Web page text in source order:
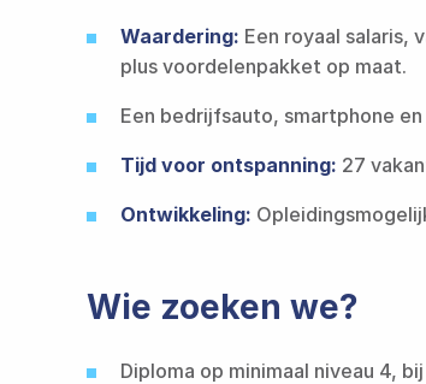
Waardering​​​​‌ ‍ ​‍​‍‌‍ ‌ ​‍‌‍‍‌‌‍‌ ‌‍‍‌‌‍ ‍​‍​‍​ ‍‍​‍​‍‌ ​ ‌‍​‌‌‍ ‍‌‍‍‌‌ ‌​‌ ‍‌​‍ ‍‌‍‍‌‌‍ ​‍​‍​‍ ​​‍​‍‌‍‍​‌ ​‍‌‍‌‌‌‍‌‍​‍​‍​ ‍‍​‍​‍​‍ ‌ ​ ‌ ‌​‌ ‌‌‌‍‌​‌‍‍‌‌‍ ​‍ ‌‍‍‌‌‍ ‍‌ ‌​‌‍‌‌‌‍ ‍‌ ‌​​‍ ‌‍‌‌‌‍‌​‌‍‍‌‌ ‌​​‍ ‌‍ ‌‌‍ ‌‍‌​‌‍‌‌​ ‌‌ ​​‌ ​‍‌‍‌‌‌ ​ ‌‍‌‌‌‍ ‍‌ ‌​‌‍​‌‌ ‌​‌‍‍‌‌‍ ‌‍ ‍​ ‍ ‌‍‍‌‌‍‌​​ ‌‌ ‌‍‌‍​‌‌‍​ ‌‍​‌‌ ‌​‌ ‌‌‌ ​‍‌‍‌‌​‍ ‍‌‍‌​​ ​‍​ ​​​ ‍​​ ​‌​ ‍‌​ ​‍​ ​ ​ ‌‍‌‍‌​​ ​‍​ ‌‌​ ‌​‌‍​‍​ ​​​ ​ ​ ‍ ‌ ‌​‌ ‍‌‌ ​​‌‍‌‌​ ‌‌ ‌‍‌‍​‌‌‍​ ‌‍​‌‌ ‌​‌ ‌‌‌ ​‍‌‍‌‌​ ‍ ‌ ​​‌‍​‌‌ ‌​‌‍‍​​ ‌‌‍​‍‌‍‌‌‌‍ ‍‌‍‌‌‌‍‌‍‌‍‍‌‌ ‌​‌ ​ ​‍‌‌​ ‌‌‌​​‍‌‌ ‌‍‍ ‌‍‌‌‌ ‍‌​‍‌‌​ ​ ‌​‌​​‍‌‌​ ​ ‌​‌​​‍‌‌​ ​‍​ ​‍‌‍​‍‌‍‌‌‌‍ ‍‌‍​‍​ ​​‌‍‌​‌‍‌​​ ‌‌​ ​‍‌‍​‌​ ‌ ​ ​‍‌‍​ ​ ‌​​ ‌‍​‍‌‌​ ​‍​ ​‍​‍‌‌​ ‌‌‌​‌​​‍ ‍‌ ‌​‌‍‍‌‌ ‌​‌‍ ​‌‍‌‌​ ‌‍​‍‌‍​‌‌ ​ ‌‍‌‌‌‌‌‌‌ ​‍‌‍ ​​ ‌​‍‌‌​ ​‍‌​‌‍‌ ​ ‌ ‌​‌ ‌‌‌‍‌​‌‍‍‌‌‍ ​‍‌‍‌‍‍‌‌‍‌​​ ‌‌ ‌‍‌‍​‌‌‍​ ‌‍​‌‌ ‌​‌ ‌‌‌ ​‍‌‍‌‌​‍ ‍‌‍‌​​ ​‍​ ​​​ ‍​​ ​‌​ ‍‌​ ​‍​ ​ ​ ‌‍‌‍‌​​ ​‍​ ‌‌​ ‌​‌‍​‍​ ​​​ ​ ​‍‌‍‌ ‌​‌ ‍‌‌ ​​‌‍‌‌​ ‌‌ ‌‍‌‍​‌‌‍​ ‌‍​‌‌ ‌​‌ ‌‌‌ ​‍‌‍‌‌​‍‌‍‌ ​​‌‍​‌‌ ‌​‌‍‍​​ ‌‌‍​‍‌‍‌‌‌‍ ‍‌‍‌‌‌‍‌‍‌‍‍‌‌ ‌​‌ ​ ​‍‌‌​ ‌‌‌​​‍‌‌ ‌‍‍ ‌‍‌‌‌ ‍‌​‍‌‌​ ​ ‌​‌​​‍‌‌​ ​ ‌​‌​​‍‌‌​ ​‍​ ​‍‌‍​‍‌‍‌‌‌‍ ‍‌‍​‍​ ​​‌‍‌​‌‍‌​​ ‌‌​ ​‍‌‍​‌​ ‌ ​ ​‍‌‍​ ​ ‌​​ ‌‍​‍‌‌​ ​‍​ ​‍​‍‌‌​ ‌‌‌​‌​​‍ ‍‌ ‌​‌‍‍‌‌ ‌​‌‍ ​‌‍‌‌​‍‌‍‌ ​​‌‍‌‌‌ ​‍‌ ​ ‌ ​​‌‍‌‌‌‍​ ‌ ‌​‌‍‍‌‌ ‌‍‌‍‌‌​ ‌‌ ​​‌ ‌‌‌‍​‍‌‍ ​‌‍‍‌‌ ​ ‌‍‍​‌‍‌‌‌‍‌​​‍​‍‌ ‌: Een royaal salaris,
plus voordelenpakket op maat.​​​​‌ ‍ ​‍​‍‌‍ ‌ ​‍‌‍‍‌‌‍‌ ‌‍‍‌‌‍ ‍​‍​‍​ ‍‍​‍​‍‌ ​ ‌‍​‌‌‍ ‍‌‍‍‌‌ ‌​‌ ‍‌​‍ ‍‌‍‍‌‌‍ ​‍​‍​‍ ​​‍​‍‌‍‍​‌ ​‍‌‍‌‌‌‍‌‍​‍​‍​ ‍‍​‍​‍​‍ ‌ ​ ‌ ‌​‌ ‌‌‌‍‌​‌‍‍‌‌‍ ​‍ ‌‍‍‌‌‍ ‍‌ ‌​‌‍‌‌‌‍ ‍‌ ‌​​‍ ‌‍‌‌‌‍‌​‌‍‍‌‌ ‌​​‍ ‌‍ ‌‌‍ ‌‍‌​‌‍‌‌​ ‌‌ ​​‌ ​‍‌‍‌‌‌ ​ ‌‍‌‌‌‍ ‍‌ ‌​‌‍​‌‌ ‌​‌‍‍‌‌‍ ‌‍ ‍​ ‍ ‌‍‍‌‌‍‌​​ ‌‌ ‌‍‌‍​‌‌‍​ ‌‍​‌‌ ‌​‌ ‌‌‌ ​‍‌‍‌‌​‍ ‍‌‍‌​​ ​‍​ ​​​ ‍​​ ​‌​ ‍‌​ ​‍​ ​ ​ ‌‍‌‍‌​​ ​‍​ ‌‌​ ‌​‌‍​‍​ ​​​ ​ ​ ‍ ‌ ‌​‌ ‍‌‌ ​​‌‍‌‌​ ‌‌ ‌‍‌‍​‌‌‍​ ‌‍​‌‌ ‌​‌ ‌‌‌ ​‍‌‍‌‌​ ‍ ‌ ​​‌‍​‌‌ ‌​‌‍‍​​ ‌‌‍​‍‌‍‌‌‌‍ ‍‌‍‌‌‌‍‌‍‌‍‍‌‌ ‌​‌ ​ ​‍‌‌​ ‌‌‌​​‍‌‌ ‌‍‍ ‌‍‌‌‌ ‍‌​‍‌‌​ ​ ‌​‌​​‍‌‌​ ​ ‌​‌​​‍‌‌​ ​‍​ ​‍‌‍​‍‌‍‌‌‌‍ ‍‌‍​‍​ ​​‌‍‌​‌‍‌​​ ‌‌​ ​‍‌‍​‌​ ‌ ​ ​‍‌‍​ ​ ‌​​ ‌‍​‍‌‌​ ​‍​ ​‍​‍‌‌​ ‌‌‌​‌​​‍ ‍‌ ‌​‌‍‌‌‌ ‍​‌ ‌​​ ‌‍​‍‌‍​‌‌ ​ ‌‍‌‌‌‌‌‌‌ ​‍‌‍ ​​ ‌​‍‌‌​ ​‍‌​‌‍‌ ​ ‌ ‌​‌ ‌‌‌‍‌​‌‍‍‌‌‍ ​‍‌‍‌‍‍‌‌‍‌​​ ‌‌ ‌‍‌‍​‌‌‍​ ‌‍​‌‌ ‌​‌ ‌‌‌ ​‍‌‍‌‌​‍ ‍‌‍‌​​ ​‍​ ​​​ ‍​​ ​‌​ ‍‌​ ​‍​ ​ ​ ‌‍‌‍‌​​ ​‍​ ‌‌​ ‌​‌‍​‍​ ​​​ ​ ​‍‌‍‌ ‌​‌ ‍‌‌ ​​‌‍‌‌​ ‌‌ ‌‍‌‍​‌‌‍​ ‌‍​‌‌ ‌​‌ ‌‌‌ ​‍‌‍‌‌​‍‌‍‌ ​​‌‍​‌‌ ‌​‌‍‍​​ ‌‌‍​‍‌‍‌‌‌‍ ‍‌‍‌‌‌‍‌‍‌‍‍‌‌ ‌​‌ ​ ​‍‌‌​ ‌‌‌​​‍‌‌ ‌‍‍ ‌‍‌‌‌ ‍‌​‍‌‌​ ​ ‌​‌​​‍‌‌​ ​ ‌​‌​​‍‌‌​ ​‍​ ​‍‌‍​‍‌‍‌‌‌‍ ‍‌‍​‍​ ​​‌‍‌​‌‍‌​​ ‌‌​ ​‍‌‍​‌​ ‌ ​ ​‍‌‍​ ​ ‌​​ ‌‍​‍‌‌​ ​‍​ ​‍​‍‌‌​ ‌‌‌​‌​​‍ ‍‌ ‌​‌‍‌‌‌ ‍​‌ ‌​​‍‌‍‌ ​​‌‍‌‌‌ ​‍‌ ​ ‌ ​​‌‍‌‌‌‍​ ‌ ‌​‌‍‍‌‌ ‌‍‌‍‌‌​ ‌‌ ​​‌ ‌‌‌‍​‍‌‍ ​‌‍‍‌‌ ​ ‌‍‍​‌‍‌‌‌‍‌​​‍​‍‌ ‌
Een bedrijfsauto, smartphone en laptop.​​​​‌
Tijd voor ontspanning​​​​‌ ‍ ​‍​‍‌‍ ‌ ​‍‌‍‍‌‌‍‌ ‌‍‍‌‌‍ ‍​‍​‍​ ‍‍​‍​‍‌ ​ ‌‍​‌‌‍ ‍‌‍‍‌‌ ‌​‌ ‍‌​‍ ‍‌‍‍‌‌‍ ​‍​‍​‍ ​​‍​‍‌‍‍​‌ ​‍‌‍‌‌‌‍‌‍​‍​‍​ ‍‍​‍​‍​‍ ‌ ​ ‌ ‌​‌ ‌‌‌‍‌​‌‍‍‌‌‍ ​‍ ‌‍‍‌‌‍ ‍‌ ‌​‌‍‌‌‌‍ ‍‌ ‌​​‍ ‌‍‌‌‌‍‌​‌‍‍‌‌ ‌​​‍ ‌‍ ‌‌‍ ‌‍‌​‌‍‌‌​ ‌‌ ​​‌ ​‍‌‍‌‌‌ ​ ‌‍‌‌‌‍ ‍‌ ‌​‌‍​‌‌ ‌​‌‍‍‌‌‍ ‌‍ ‍​ ‍ ‌‍‍‌‌‍‌​​ ‌‌ ‌‍‌‍​‌‌‍​ ‌‍​‌‌ ‌​‌ ‌‌‌ ​‍‌‍‌‌​‍ ‍‌‍‌​​ ​‍​ ​​​ ‍​​ ​‌​ ‍‌​ ​‍​ ​ ​ ‌‍‌‍‌​​ ​‍​ ‌‌​ ‌​‌‍​‍​ ​​​ ​ ​ ‍ ‌ ‌​‌ ‍‌‌ ​​‌‍‌‌​ ‌‌ ‌‍‌‍​‌‌‍​ ‌‍​‌‌ ‌​‌ ‌‌‌ ​‍‌‍‌‌​ ‍ ‌ ​​‌‍​‌‌ ‌​‌‍‍​​ ‌‌‍​‍‌‍‌‌‌‍ ‍‌‍‌‌‌‍‌‍‌‍‍‌‌ ‌​‌ ​ ​‍‌‌​ ‌‌‌​​‍‌‌ ‌‍‍ ‌‍‌‌‌ ‍‌​‍‌‌​ ​ ‌​‌​​‍‌‌​ ​ ‌​‌​​‍‌‌​ ​‍​ ​‍‌‍​‍‌‍‌‌‌‍ ‍​ ​‍​ ​​‌‍‌‌​ ‌‌‌‍‌‌​ ​ ​ ​‌​ ‌ ‌‍‌​​ ​​‌‍​ ​ ‌‌​‍‌‌​ ​‍​ ​‍​‍‌‌​ ‌‌‌​‌​​‍ ‍‌ ‌​‌‍‍‌‌ ‌​‌‍ ​‌‍‌‌​ ‌‍​‍‌‍​‌‌ ​ ‌‍‌‌‌‌‌‌‌ ​‍‌‍ ​​ ‌​‍‌‌​ ​‍‌​‌‍‌ ​ ‌ ‌​‌ ‌‌‌‍‌​‌‍‍‌‌‍ ​‍‌‍‌‍‍‌‌‍‌​​ ‌‌ ‌‍‌‍​‌‌‍​ ‌‍​‌‌ ‌​‌ ‌‌‌ ​‍‌‍‌‌​‍ ‍‌‍‌​​ ​‍​ ​​​ ‍​​ ​‌​ ‍‌​ ​‍​ ​ ​ ‌‍‌‍‌​​ ​‍​ ‌‌​ ‌​‌‍​‍​ ​​​ ​ ​‍‌‍‌ ‌​‌ ‍‌‌ ​​‌‍‌‌​ ‌‌ ‌‍‌‍​‌‌‍​ ‌‍​‌‌ ‌​‌ ‌‌‌ ​‍‌‍‌‌​‍‌‍‌ ​​‌‍​‌‌ ‌​‌‍‍​​ ‌‌‍​‍‌‍‌‌‌‍ ‍‌‍‌‌‌‍‌‍‌‍‍‌‌ ‌​‌ ​ ​‍‌‌​ ‌‌‌​​‍‌‌ ‌‍‍ ‌‍‌‌‌ ‍‌​‍‌‌​ ​ ‌​‌​​‍‌‌​ ​ ‌​‌​​‍‌‌​ ​‍​ ​‍‌‍​‍‌‍‌‌‌‍ ‍​ ​‍​ ​​‌‍‌‌​ ‌‌‌‍‌‌​ ​ ​ ​‌​ ‌ ‌‍‌​​ ​​‌‍​ ​ ‌‌​‍‌‌​ ​‍​ ​‍​‍‌‌​ ‌‌‌​‌​​‍ ‍‌ ‌​‌‍‍‌‌ ‌​‌‍ ​‌‍‌‌​‍‌‍‌ ​​‌‍‌‌‌ ​‍‌ ​ ‌ ​​‌‍‌‌‌‍​ ‌ ‌​‌‍‍‌‌ ‌‍‌‍‌‌​ ‌‌ ​​‌ ‌‌‌‍​‍‌‍ ​‌‍‍‌‌ ​ ‌‍‍​‌‍‌‌‌‍‌​​‍​‍‌ ‌: 27 vakantiedagen en 13
Ontwikkeling​​​​‌ ‍ ​‍​‍‌‍ ‌ ​‍‌‍‍‌‌‍‌ ‌‍‍‌‌‍ ‍​‍​‍​ ‍‍​‍​‍‌ ​ ‌‍​‌‌‍ ‍‌‍‍‌‌ ‌​‌ ‍‌​‍ ‍‌‍‍‌‌‍ ​‍​‍​‍ ​​‍​‍‌‍‍​‌ ​‍‌‍‌‌‌‍‌‍​‍​‍​ ‍‍​‍​‍​‍ ‌ ​ ‌ ‌​‌ ‌‌‌‍‌​‌‍‍‌‌‍ ​‍ ‌‍‍‌‌‍ ‍‌ ‌​‌‍‌‌‌‍ ‍‌ ‌​​‍ ‌‍‌‌‌‍‌​‌‍‍‌‌ ‌​​‍ ‌‍ ‌‌‍ ‌‍‌​‌‍‌‌​ ‌‌ ​​‌ ​‍‌‍‌‌‌ ​ ‌‍‌‌‌‍ ‍‌ ‌​‌‍​‌‌ ‌​‌‍‍‌‌‍ ‌‍ ‍​ ‍ ‌‍‍‌‌‍‌​​ ‌‌ ‌‍‌‍​‌‌‍​ ‌‍​‌‌ ‌​‌ ‌‌‌ ​‍‌‍‌‌​‍ ‍‌‍‌​​ ​‍​ ​​​ ‍​​ ​‌​ ‍‌​ ​‍​ ​ ​ ‌‍‌‍‌​​ ​‍​ ‌‌​ ‌​‌‍​‍​ ​​​ ​ ​ ‍ ‌ ‌​‌ ‍‌‌ ​​‌‍‌‌​ ‌‌ ‌‍‌‍​‌‌‍​ ‌‍​‌‌ ‌​‌ ‌‌‌ ​‍‌‍‌‌​ ‍ ‌ ​​‌‍​‌‌ ‌​‌‍‍​​ ‌‌‍​‍‌‍‌‌‌‍ ‍‌‍‌‌‌‍‌‍‌‍‍‌‌ ‌​‌ ​ ​‍‌‌​ ‌‌‌​​‍‌‌ ‌‍‍ ‌‍‌‌‌ ‍‌​‍‌‌​ ​ ‌​‌​​‍‌‌​ ​ ‌​‌​​‍‌‌​ ​‍​ ​‍‌‍​‍‌‍‌‌‌‍ ‍​ ‍‌​ ‍‌‌‍‌​‌‍​ ‌‍​‍​ ‍​​ ‍​‌‍​‍‌‍‌‍​ ‌‍​ ‌‌‌‍‌‌​‍‌‌​ ​‍​ ​‍​‍‌‌​ ‌‌‌​‌​​‍ ‍‌ ‌​‌‍‍‌‌ ‌​‌‍ ​‌‍‌‌​ ‌‍​‍‌‍​‌‌ ​ ‌‍‌‌‌‌‌‌‌ ​‍‌‍ ​​ ‌​‍‌‌​ ​‍‌​‌‍‌ ​ ‌ ‌​‌ ‌‌‌‍‌​‌‍‍‌‌‍ ​‍‌‍‌‍‍‌‌‍‌​​ ‌‌ ‌‍‌‍​‌‌‍​ ‌‍​‌‌ ‌​‌ ‌‌‌ ​‍‌‍‌‌​‍ ‍‌‍‌​​ ​‍​ ​​​ ‍​​ ​‌​ ‍‌​ ​‍​ ​ ​ ‌‍‌‍‌​​ ​‍​ ‌‌​ ‌​‌‍​‍​ ​​​ ​ ​‍‌‍‌ ‌​‌ ‍‌‌ ​​‌‍‌‌​ ‌‌ ‌‍‌‍​‌‌‍​ ‌‍​‌‌ ‌​‌ ‌‌‌ ​‍‌‍‌‌​‍‌‍‌ ​​‌‍​‌‌ ‌​‌‍‍​​ ‌‌‍​‍‌‍‌‌‌‍ ‍‌‍‌‌‌‍‌‍‌‍‍‌‌ ‌​‌ ​ ​‍‌‌​ ‌‌‌​​‍‌‌ ‌‍‍ ‌‍‌‌‌ ‍‌​‍‌‌​ ​ ‌​‌​​‍‌‌​ ​ ‌​‌​​‍‌‌​ ​‍​ ​‍‌‍​‍‌‍‌‌‌‍ ‍​ ‍‌​ ‍‌‌‍‌​‌‍​ ‌‍​‍​ ‍​​ ‍​‌‍​‍‌‍‌‍​ ‌‍​ ‌‌‌‍‌‌​‍‌‌​ ​‍​ ​‍​‍‌‌​ ‌‌‌​‌​​‍ ‍‌ ‌​‌‍‍‌‌ ‌​‌‍ ​‌‍‌‌​‍‌‍‌ ​​‌‍‌‌‌ ​‍‌ ​ ‌ ​​‌‍‌‌‌‍​ ‌ ‌​‌‍‍‌‌ ‌‍‌‍‌‌​ ‌‌ ​​‌ ‌‌‌‍​‍‌‍ ​‌‍‍‌‌ ​ ‌‍‍​‌‍‌‌‌‍‌​​‍​‍‌ ‌: Opleidingsmogelijkheden om je carrière een
Wie zoeken we?
Diploma op minimaal niveau 4, bij voorkeur richting